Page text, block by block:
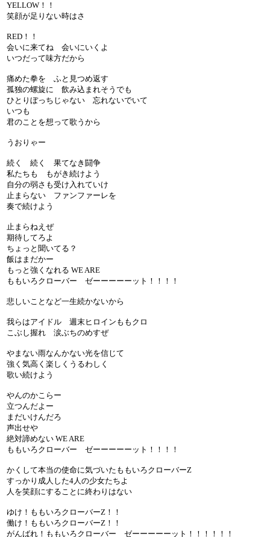
YELLOW！！
笑顔が足りない時はさ
RED！！
会いに来てね 会いにいくよ
いつだって味方だから
痛めた拳を ふと見つめ返す
孤独の螺旋に 飲み込まれそうでも
ひとりぼっちじゃない 忘れないでいて
いつも
君のことを想って歌うから
うおりゃー
続く 続く 果てなき闘争
私たちも もがき続けよう
自分の弱さも受け入れていけ
止まらない ファンファーレを
奏で続けよう
止まらねえぜ
期待してろよ
ちょっと聞いてる？
飯はまだかー
もっと強くなれる WE ARE
ももいろクローバー ゼーーーーーット！！！！
悲しいことなど一生続かないから
我らはアイドル 週末ヒロインももクロ
こぶし握れ 涙ぶちのめすぜ
やまない雨なんかない光を信じて
強く気高く楽しくうるわしく
歌い続けよう
やんのかこらー
立つんだよー
まだいけんだろ
声出せや
絶対諦めない WE ARE
ももいろクローバー ゼーーーーーット！！！！
かくして本当の使命に気づいたももいろクローバーZ
すっかり成人した4人の少女たちよ
人を笑顔にすることに終わりはない
ゆけ！ももいろクローバーZ！！
働け！ももいろクローバーZ！！
がんばれ！ももいろクローバー ゼーーーーーット！！！！！！